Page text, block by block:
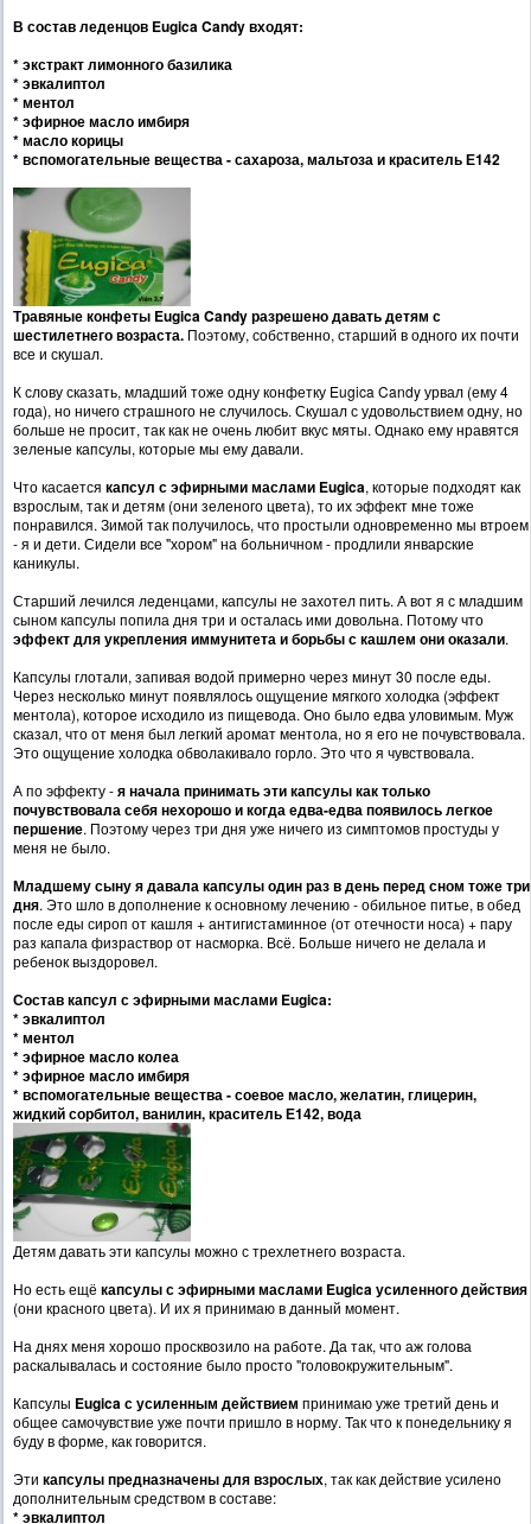
В состав леденцов Eugica Candy входят:
* экстракт лимонного базилика
* эвкалиптол
* ментол
* эфирное масло имбиря
* масло корицы
* вспомогательные вещества - сахароза, мальтоза и краситель Е142
Травяные конфеты EugicaCandy разрешено давать детям с
шестилетнего возраста. Поэтому, собственно, старший в одного их почти
все и скушал.
К слову сказать, младший тоже одну конфетку Eugica Candy урвал (ему 4
года), но ничего страшного не случилось. Скушал с удовольствием одну, но
больше не просит, так как не очень любит вкус мяты. Однако ему нравятся
зеленые капсулы, которые мы ему давали.
Что касается капсул с эфирными маслами Eugica, которые подходят как
взрослым, так и детям (они зеленого цвета), то их эффект мне тоже
понравился. Зимой так получилось, что простыли одновременно мы втроем
- я и дети. Сидели все "хором" на больничном - продлили январские
каникулы.
Старший лечился леденцами, капсулы не захотел пить. А вот я с младшим
сыном капсулы попила дня три и осталась ими довольна. Потому что
эффект для укрепления иммунитета и борьбы с кашлем они оказали.
Капсулы глотали, запивая водой примерно через минут 30 после еды.
Через несколько минут появлялось ощущение мягкого холодка (эффект
ментола), которое исходило из пищевода. Оно было едва уловимым. Муж
сказал, что от меня был легкий аромат ментола, но я его не почувствовала.
Это ощущение холодка обволакивало горло. Это что я чувствовала.
А по эффекту -я начала принимать эти капсулы как только
почувствовала себя нехорошо и когда едва-едва появилось легкое
першение. Поэтому через три дня уже ничего из симптомов простуды у
меня не было.
Младшему сыну я давала капсулы один раз в день перед сном тоже три
дня. Это шло в дополнение к основному лечению - обильное питье, в обед
после еды сироп от кашля + антигистаминное (от отечности носа) + пару
раз капала физраствор от насморка. Всё. Больше ничего не делала и
ребенок выздоровел.
Состав капсул с эфирными маслами Eugica:
* эвкалиптол
* ментол
* эфирное масло колеа
* эфирное масло имбиря
* вспомогательные вещества - соевое масло, желатин, глицерин,
жидкий сорбитол, ванилин, краситель Е142, вода
Детям давать эти капсулы можно с трехлетнего возраста.
Но есть ещё капсулы с эфирными маслами Eugica усиленного действия
(они красного цвета). И их я принимаю в данный момент.
На днях меня хорошо просквозило на работе. Да так, что аж голова
раскалывалась и состояние было просто "головокружительным".
Капсулы Eugica с усиленным действием принимаю уже третий день и
общее самочувствие уже почти пришло в норму. Так что к понедельнику я
буду в форме, как говорится.
Эти капсулы предназначены для взрослых, так как действие усилено
дополнительным средством в составе:
* эвкалиптол